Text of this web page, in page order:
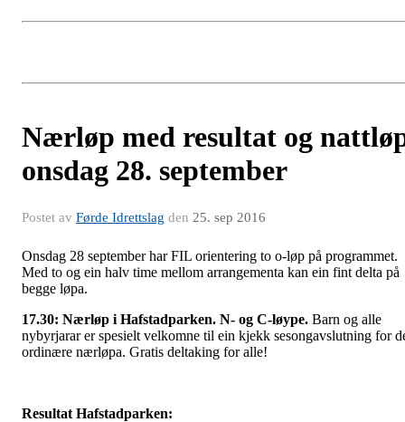
Nærløp med resultat og
onsdag 28. september
Postet av Førde Idrettslag den 25. sep 2016
Onsdag 28 september har FIL orientering to o-løp på programmet.
Med to og ein halv time mellom arrangementa kan ein fint delta på
begge løpa.
17.30: Nærløp i Hafstadparken. N- og C-løype. Barn og alle
nybyrjarar er spesielt velkomne til ein kjekk sesongavslutning for
ordinære nærløpa. Gratis deltaking for alle!
Resultat Hafstadparken: